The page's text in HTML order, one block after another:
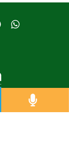
del 21/12/2010